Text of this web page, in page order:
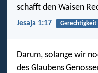
schafft den Waisen
Jesaja 1:17 Gerechtigkeit
Darum, solange wir
des Glaubens